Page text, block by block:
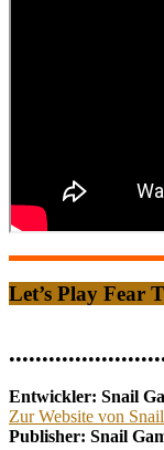
Let’s Play Fear
Entwickler: Snail
Zur Website von Snail
Publisher: Snail